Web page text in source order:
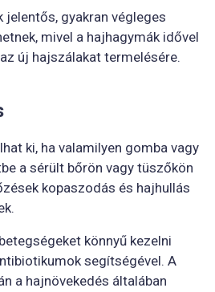
gyakran végleges
mivel a hajhagymák idővel
új hajszálakat termelésére.
ki, ha valamilyen gomba vagy
a sérült bőrön vagy tüszőkön
kopaszodás és hajhullás
könnyű kezelni
segítségével. A
a hajnövekedés általában